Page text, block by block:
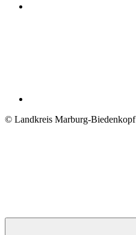
© Landkreis Marburg-Biedenkopf